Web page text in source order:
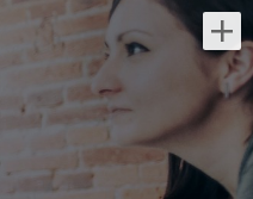
oferty pracy:
z o.o.
Kielce